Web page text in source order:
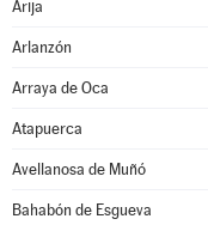
Arija
Arlanzón
Arraya de Oca
Atapuerca
Avellanosa de Muñó
Bahabón de Esgueva